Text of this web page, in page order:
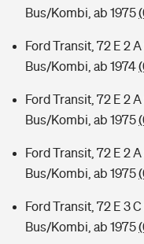
Bus/Kombi, ab 1975
Ford Transit, 72 E 2
Bus/Kombi, ab 1974
Ford Transit, 72 E 2
Bus/Kombi, ab 1975
Ford Transit, 72 E 2
Bus/Kombi, ab 1975
Ford Transit, 72 E 3
Bus/Kombi, ab 1975